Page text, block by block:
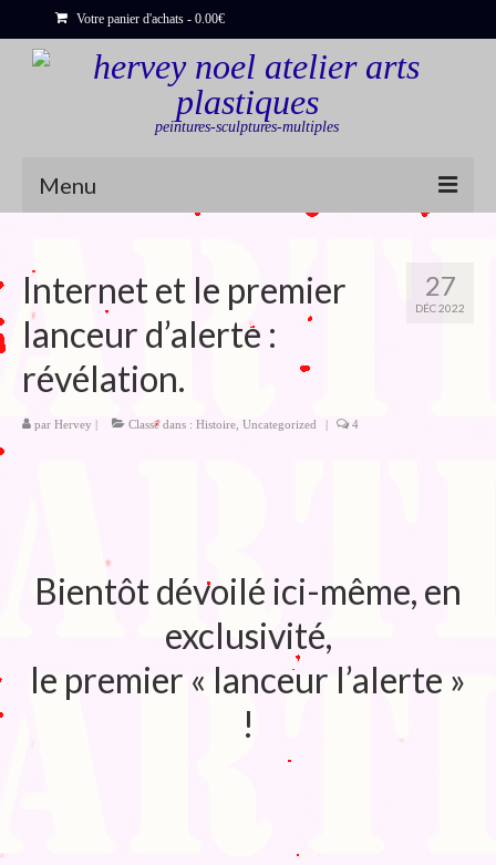
Votre panier d'achats - 0.00€
peintures-sculptures-multiples
Menu
Sculptures
Bois flottés
Peinture : Cartes et Itinéraires
Déclinaisons
Edition de Cartes postales.
Au temps du Covid
Post-it politiques
27
DÉC 2022
Internet et le premier
lanceur d’alerte :
révélation.
par Hervey | Classé dans : Histoire Uncategorized | 4
Bientôt dévoilé ici-même, en
exclusivité,
le premier « lanceur l’alerte »
!